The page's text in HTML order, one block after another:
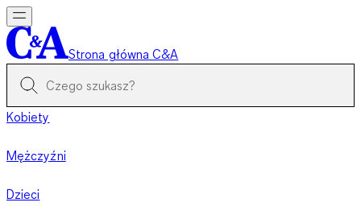
Strona główna C&A
Kobiety
Mężczyźni
Dzieci